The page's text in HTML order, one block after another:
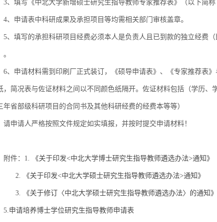
3、填写《中北大学新增硕士研究生指导教师专家推荐表》（以下简
4、申请表中科研成果及承担项目等均需相关部门审核盖章。
5、填写的承担科研项目经费必须本人是负责人且已到款的独立经费
。
6、申请材料需到印刷厂正式装订，《硕导申请表》、《专家推荐表
，简况表与佐证材料之间以不同颜色纸隔开。佐证材料包括（学历、
年省部级科研项目的合同书及其他科研经费的经费本等等）
请申请人严格按照文件规定如实填报，并按时提交申请材料！
附件：1. 《关于印发<中北大学博士研究生指导教师遴选办法>通知》
2. 《关于印发<中北大学硕士研究生指导教师遴选办法>通知》
3. 《关于修订〈中北大学硕士研究生指导教师遴选办法〉的通
5.申请培养博士学位研究生指导教师申请表